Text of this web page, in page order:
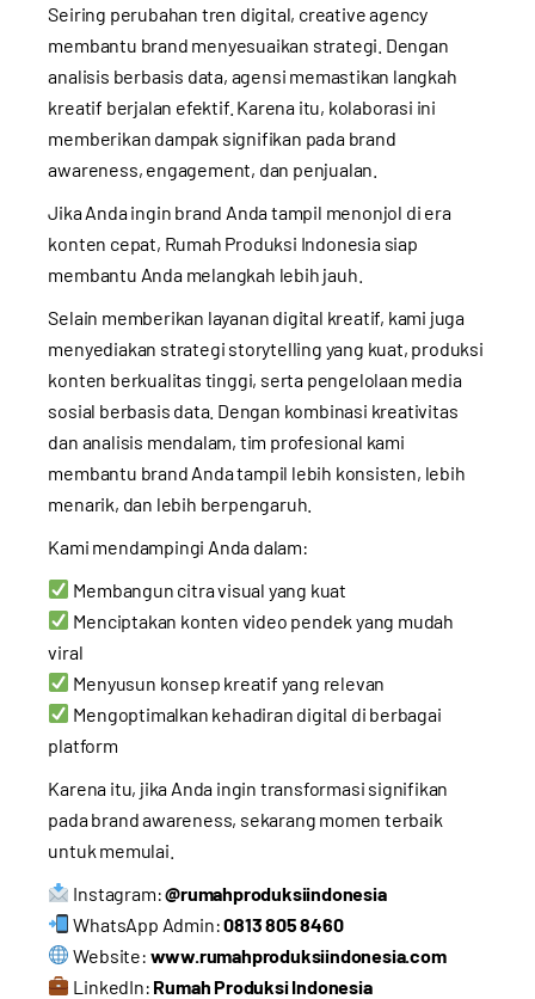
Seiring perubahan tren digital, creative agency
membantu brand menyesuaikan strategi. Dengan
analisis berbasis data, agensi memastikan langkah
kreatif berjalan efektif. Karena itu, kolaborasi ini
memberikan dampak signifikan pada brand
awareness, engagement, dan penjualan.
Jika Anda ingin brand Anda tampil menonjol di era
konten cepat, Rumah Produksi Indonesia siap
membantu Anda melangkah lebih jauh.
Selain memberikan layanan digital kreatif, kami juga
menyediakan strategi storytelling yang kuat, produksi
konten berkualitas tinggi, serta pengelolaan media
sosial berbasis data. Dengan kombinasi kreativitas
dan analisis mendalam, tim profesional kami
membantu brand Anda tampil lebih konsisten, lebih
menarik, dan lebih berpengaruh.
Kami mendampingi Anda dalam:
Membangun citra visual yang kuat
Menciptakan konten video pendek yang mudah
viral
Menyusun konsep kreatif yang relevan
Mengoptimalkan kehadiran digital di berbagai
platform
Karena itu, jika Anda ingin transformasi signifikan
pada brand awareness, sekarang momen terbaik
untuk memulai.
Instagram:@rumahproduksiindonesia
WhatsApp Admin:0813 805 8460
Website: www.rumahproduksiindonesia.com
LinkedIn: Rumah Produksi Indonesia